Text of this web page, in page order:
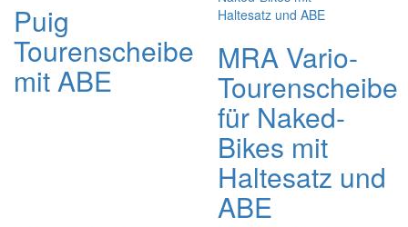
Puig
Tourenscheibe
mit ABE
MRA Vario-
Tourenscheibe
für Naked-
Bikes mit
Haltesatz und
ABE